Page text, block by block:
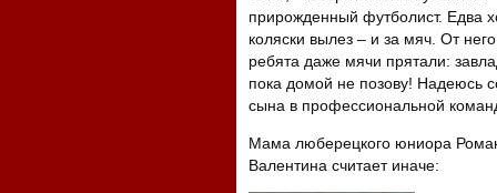
прирожденный футболист. Едва
коляски вылез – и за мяч. От
ребята даже мячи прятали:
пока домой не позову! Надеюсь
сына в профессиональной
Мама люберецкого юниора
Валентина считает иначе: